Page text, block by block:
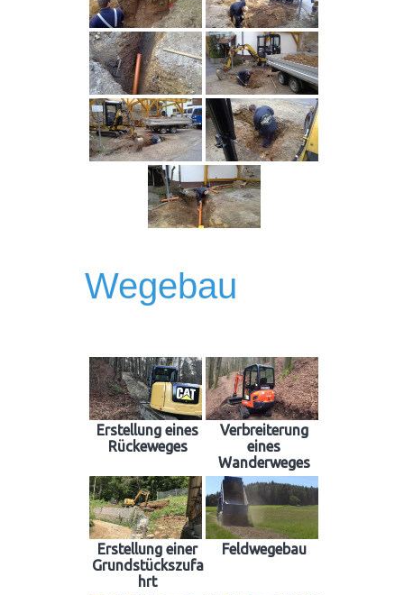
Wegebau
Erstellung eines
Rückeweges
Verbreiterung
eines
Wanderweges
Erstellung einer
Grundstückszufa
hrt
Feldwegebau